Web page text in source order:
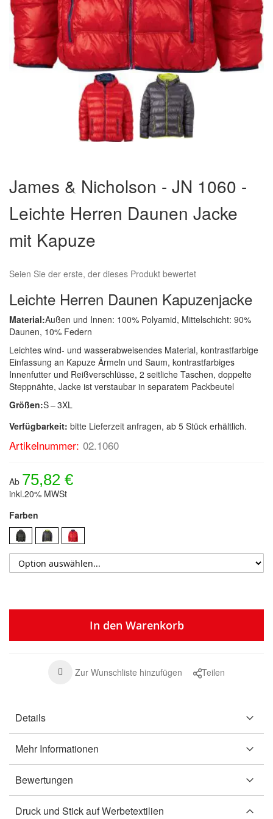
der
Bildergalerie
springen
James & Nicholson - JN 1060 -
Leichte Herren Daunen Jacke
mit Kapuze
Seien Sie der erste, der dieses Produkt bewertet
Leichte Herren Daunen Kapuzenjacke
Material:Außen und Innen: 100% Polyamid, Mittelschicht: 90%
Daunen, 10% Federn
Leichtes wind- und wasserabweisendes Material, kontrastfarbige
Einfassung an Kapuze Ärmeln und Saum, kontrastfarbiges
Innenfutter und Reißverschlüsse, 2 seitliche Taschen, doppelte
Steppnähte, Jacke ist verstaubar in separatem Packbeutel
Größen:S – 3XL
Verfügbarkeit: bitte Lieferzeit anfragen, ab 5 Stück erhältlich.
Artikelnummer: 02.1060
Ab 75,82 €
inkl.20% MWSt
Farben
In den Warenkorb
Zur Wunschliste hinzufügen Teilen
Details
Mehr Informationen
Bewertungen
Druck und Stick auf Werbetextilien